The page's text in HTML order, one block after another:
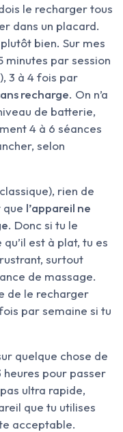
le recharger tous
dans un placard.
bien. Sur mes
minutes par session
3 à 4 fois par
recharge. On n’a
de batterie,
4 à 6 séances
selon
rien de
que l’appareil ne
. Donc si tu le
est à plat, tu es
surtout
de massage.
de le recharger
par semaine si tu
quelque chose de
heures pour passer
ultra rapide,
que tu utilises
acceptable.